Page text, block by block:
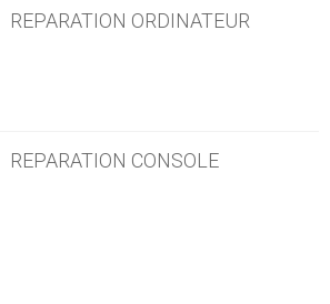
REPARATION ORDINATEUR
REPARATION CONSOLE